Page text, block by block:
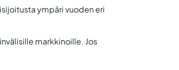
ympäri vuoden eri
markkinoille. Jos